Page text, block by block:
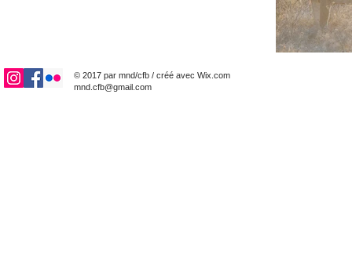
© 2017 par mnd/cfb / créé avec Wix.com
mnd.cfb@gmail.com